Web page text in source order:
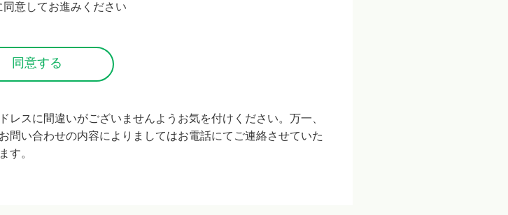
同意してお進みください
レスに間違いがございませんようお気を付けください。万一、
問い合わせの内容によりましてはお電話にてご連絡させていた
す。